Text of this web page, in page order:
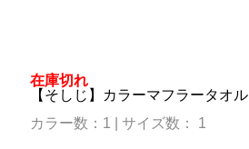
在庫切れ
【そしじ】カラーマフラータオル
カラー数：1 | サイズ数： 1